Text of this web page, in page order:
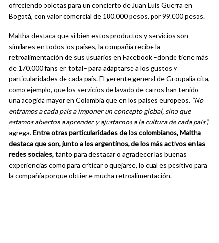
ofreciendo boletas para un concierto de Juan Luis Guerra en
Bogotá, con valor comercial de 180.000 pesos, por 99.000 pesos.
Maltha destaca que si bien estos productos y servicios son
similares en todos los países, la compañía recibe la
retroalimentación de sus usuarios en Facebook –donde tiene más
de 170.000 fans en total– para adaptarse a los gustos y
particularidades de cada país. El gerente general de Groupalia cita,
como ejemplo, que los servicios de lavado de carros han tenido
una acogida mayor en Colombia que en los países europeos. “No
entramos a cada país a imponer un concepto global, sino que
estamos abiertos a aprender y ajustarnos a la cultura de cada país”,
agrega.Entre otras particularidades de los colombianos, Maltha
destaca que son, junto a los argentinos, de los más activos en las
redes sociales,tanto para destacar o agradecer las buenas
experiencias como para criticar o quejarse, lo cual es positivo para
la compañía porque obtiene mucha retroalimentación.